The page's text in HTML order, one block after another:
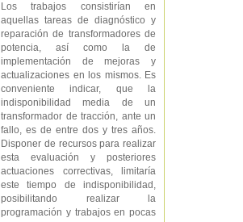
Los trabajos consistirían en
aquellas tareas de diagnóstico y
reparación de transformadores de
potencia, así como la de
implementación de mejoras y
actualizaciones en los mismos. Es
conveniente indicar, que la
indisponibilidad media de un
transformador de tracción, ante un
fallo, es de entre dos y tres años.
Disponer de recursos para realizar
esta evaluación y posteriores
actuaciones correctivas, limitaría
este tiempo de indisponibilidad,
posibilitando realizar la
programación y trabajos en pocas